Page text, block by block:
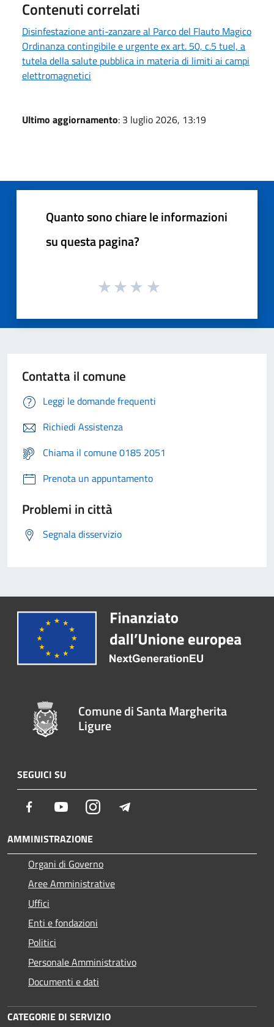
Contenuti correlati
Disinfestazione anti-zanzare al Parco del Flauto Magico
Ordinanza contingibile e urgente ex art. 50, c.5 tuel, a
tutela della salute pubblica in materia di limiti ai campi
elettromagnetici
Ultimo aggiornamento: 3 luglio 2026, 13:19
Quanto sono chiare le informazioni
su questa pagina?
Contatta il comune
Leggi le domande frequenti
Richiedi Assistenza
Chiama il comune 0185 2051
Prenota un appuntamento
Problemi in città
Segnala disservizio
Comune di Santa Margherita
Ligure
SEGUICI SU
Facebook YoutubeInstagram
AMMINISTRAZIONE
Organi di Governo
Aree Amministrative
Uffici
Enti e fondazioni
Politici
Personale Amministrativo
Documenti e dati
CATEGORIE DI SERVIZIO